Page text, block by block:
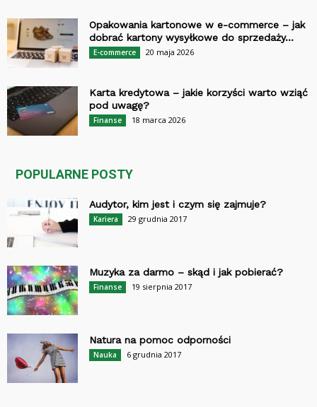
Opakowania kartonowe w e-commerce – jak
dobrać kartony wysyłkowe do sprzedaży...
E-commerce 20 maja 2026
Karta kredytowa – jakie korzyści warto wziąć
pod uwagę?
Finanse 18 marca 2026
POPULARNE POSTY
Audytor, kim jest i czym się zajmuje?
Kariera 29 grudnia 2017
Muzyka za darmo – skąd i jak pobierać?
Finanse 19 sierpnia 2017
Natura na pomoc odporności
Nauka 6 grudnia 2017